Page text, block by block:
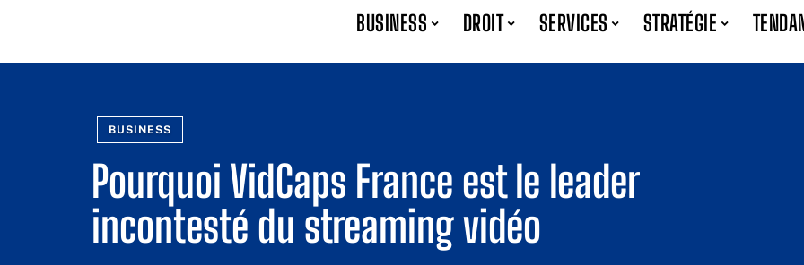
BUSINESS DROIT SERVICES STRATÉGIE
BUSINESS
Pourquoi VidCaps France est le leader
incontesté du streaming vidéo